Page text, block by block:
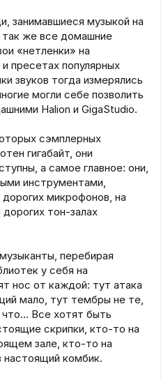
занимавшиеся музыкой на
же все домашние
«нетленки» на
пресетах популярных
звуков тогда измерялись
могли себе позволить
Halion и GigaStudio.
сэмплерных
гигабайт, они
а самое главное: они,
инструментами,
микрофонов, на
тон-залах
перебирая
у себя на
нос от каждой: тут атака
мало, тут тембры не те,
Все хотят быть
скрипки, кто-то на
зале, кто-то на
настоящий комбик.